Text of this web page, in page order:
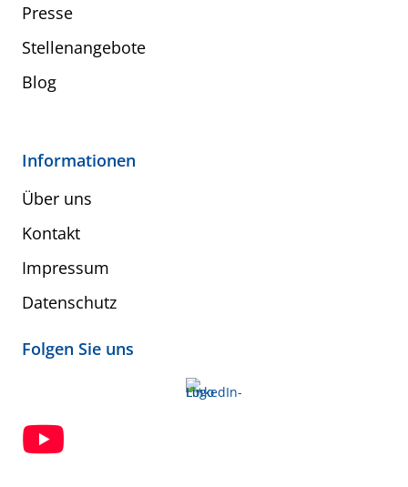
Presse
Stellenangebote
Blog
Informationen
Über uns
Kontakt
Impressum
Datenschutz
Folgen Sie uns
